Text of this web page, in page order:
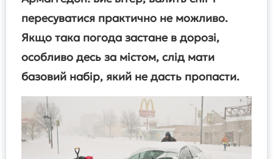
пересуватися практично не можливо.
Якщо така погода застане в дорозі,
особливо десь за містом, слід мати
базовий набір, який не дасть пропасти.